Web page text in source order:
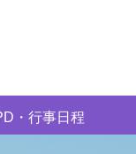
・行事日程